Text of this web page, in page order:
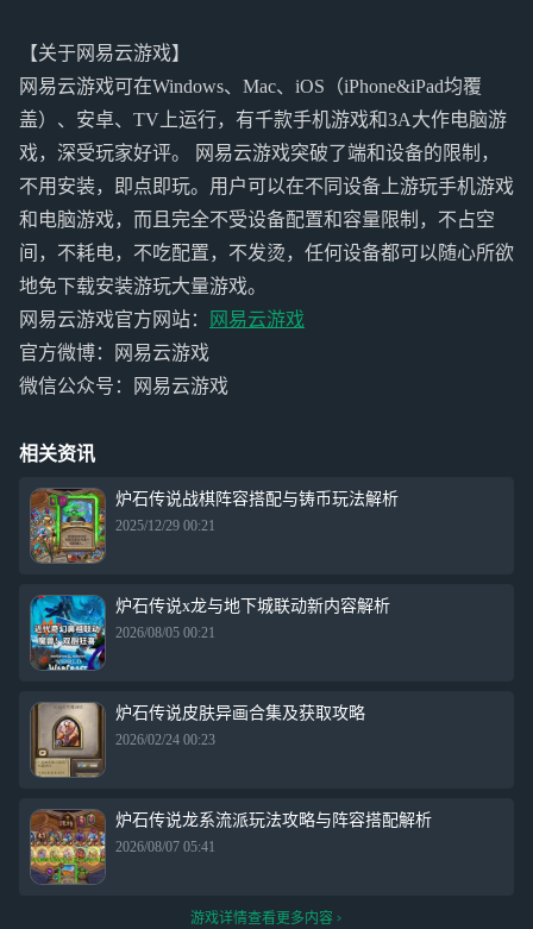
【关于网易云游戏】
网易云游戏可在Windows、Mac、iOS（iPhone&iPad均覆
盖）、安卓、TV上运行，有千款手机游戏和3A大作电脑游
戏，深受玩家好评。 网易云游戏突破了端和设备的限制，
不用安装，即点即玩。用户可以在不同设备上游玩手机游戏
和电脑游戏，而且完全不受设备配置和容量限制，不占空
间，不耗电，不吃配置，不发烫，任何设备都可以随心所欲
地免下载安装游玩大量游戏。
网易云游戏官方网站：
网易云游戏
官方微博：网易云游戏
微信公众号：网易云游戏
相关资讯
炉石传说战棋阵容搭配与铸币玩法解析
2025/12/29 00:21
炉石传说x龙与地下城联动新内容解析
2026/08/05 00:21
炉石传说皮肤异画合集及获取攻略
2026/02/24 00:23
炉石传说龙系流派玩法攻略与阵容搭配解析
2026/08/07 05:41
游戏详情查看更多内容